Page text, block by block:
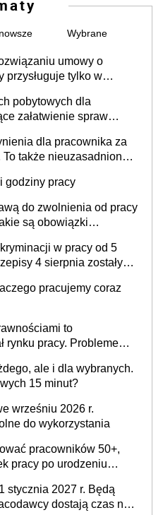
Wybrane
umowy o
przysługuje tylko w
pobytowych dla
załatwienie spraw
dla pracownika za
także nieuzasadniona
godziny pracy
do zwolnienia od pracy
są obowiązki
w pracy od 5
4 sierpnia zostały
pracujemy coraz
to
rynku pracy. Problemem
systemu i
[WYWIAD]
ale i dla wybranych.
15 minut?
wrześniu 2026 r.
do wykorzystania
pracowników 50+,
pracy po urodzeniu
Fundusz na rzecz
stycznia 2027 r. Będą
dostają czas na